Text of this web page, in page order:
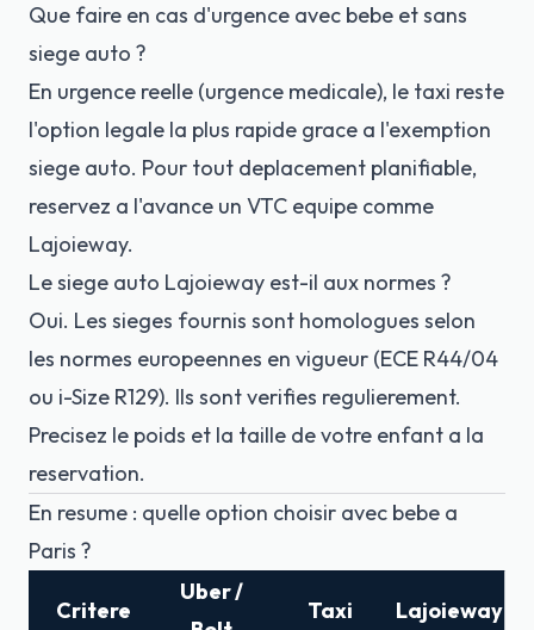
Que faire en cas d'urgence avec bebe et sans
siege auto ?
En urgence reelle (urgence medicale), le taxi reste
l'option legale la plus rapide grace a l'exemption
siege auto. Pour tout deplacement planifiable,
reservez a l'avance un VTC equipe comme
Lajoieway.
Le siege auto Lajoieway est-il aux normes ?
Oui. Les sieges fournis sont homologues selon
les normes europeennes en vigueur (ECE R44/04
ou i-Size R129). Ils sont verifies regulierement.
Precisez le poids et la taille de votre enfant a la
reservation.
En resume : quelle option choisir avec bebe a
Paris ?
Critere
Uber /
Taxi Lajoieway